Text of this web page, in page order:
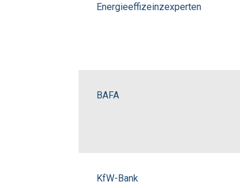
Energieeffizeinzexperten
BAFA
KfW-Bank